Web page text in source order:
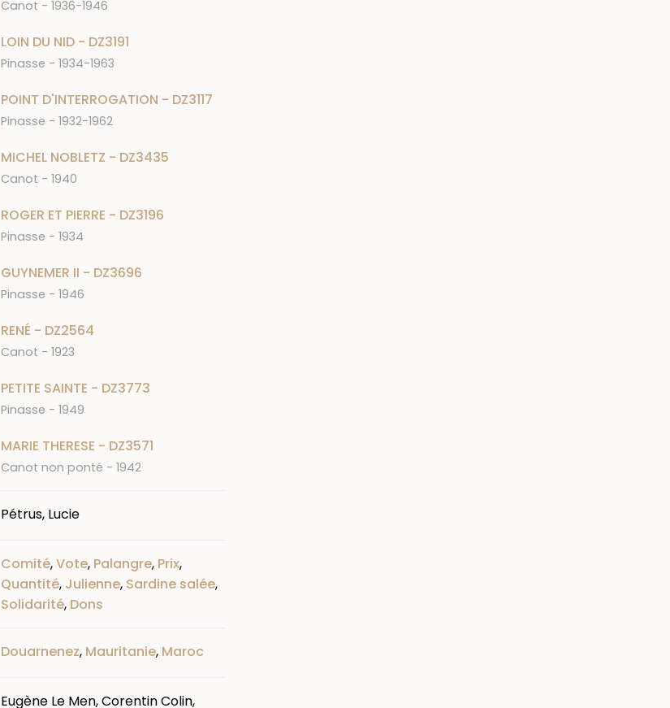
Canot - 1936-1946
LOIN DU NID - DZ3191
Pinasse - 1934-1963
POINT D'INTERROGATION - DZ3117
Pinasse - 1932-1962
MICHEL NOBLETZ - DZ3435
Canot - 1940
ROGER ET PIERRE - DZ3196
Pinasse - 1934
GUYNEMER II - DZ3696
Pinasse - 1946
RENÉ - DZ2564
Canot - 1923
PETITE SAINTE - DZ3773
Pinasse - 1949
MARIE THERESE - DZ3571
Canot non ponté - 1942
Pétrus, Lucie
Comité,Vote, Palangre, Prix,
Quantité, Julienne, Sardine salée,
Solidarité, Dons
Douarnenez, Mauritanie, Maroc
Eugène Le Men, Corentin Colin,